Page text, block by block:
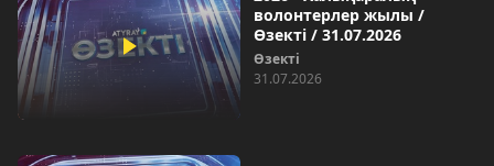
волонтерлер жылы /
Өзекті / 31.07.2026
Өзекті
31.07.2026